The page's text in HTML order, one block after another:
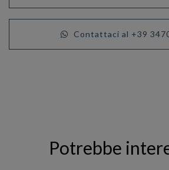
Contattaci al +39
Potrebbe